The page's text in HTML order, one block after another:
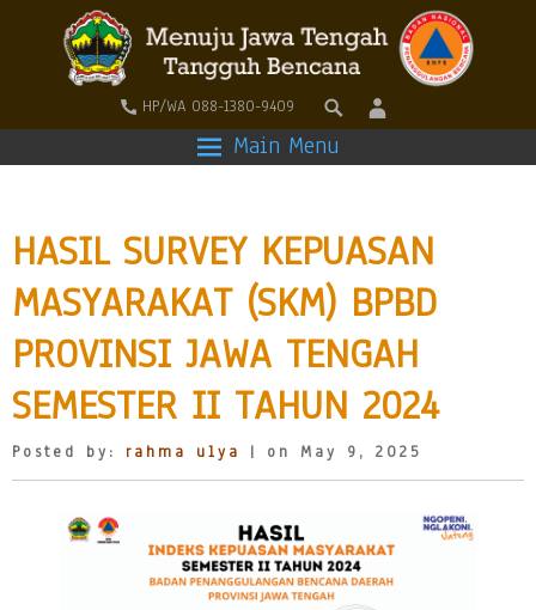
HP/WA 088-1380-9409
Main Menu
HASIL SURVEY KEPUASAN
MASYARAKAT (SKM) BPBD
PROVINSI JAWA TENGAH
SEMESTER II TAHUN 2024
Posted by: rahma ulya | on May 9, 2025